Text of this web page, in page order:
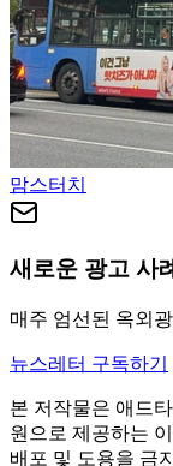
맘스터치
새로운 광고 사
매주 엄선된 옥외
뉴스레터 구독하기
본 저작물은 애드
원으로 제공하는
배포 및 도용을 금